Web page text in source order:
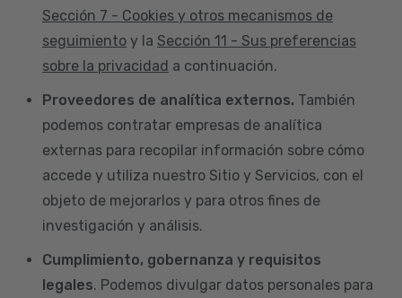
Sección 7 - Cookies y otros mecanismos de
seguimiento y la Sección 11 - Sus preferencias
sobre la privacidad a continuación.
Proveedores de analítica externos. También
podemos contratar empresas de analítica
externas para recopilar información sobre cómo
accede y utiliza nuestro Sitio y Servicios, con el
objeto de mejorarlos y para otros fines de
investigación y análisis.
Cumplimiento, gobernanza y requisitos
legales. Podemos divulgar datos personales para